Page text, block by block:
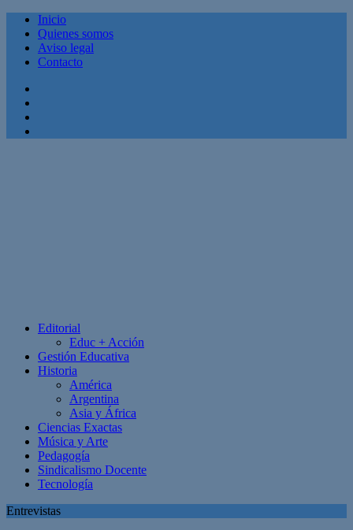
Inicio
Quienes somos
Aviso legal
Contacto
Editorial
Educ + Acción
Gestión Educativa
Historia
América
Argentina
Asia y África
Ciencias Exactas
Música y Arte
Pedagogía
Sindicalismo Docente
Tecnología
Entrevistas